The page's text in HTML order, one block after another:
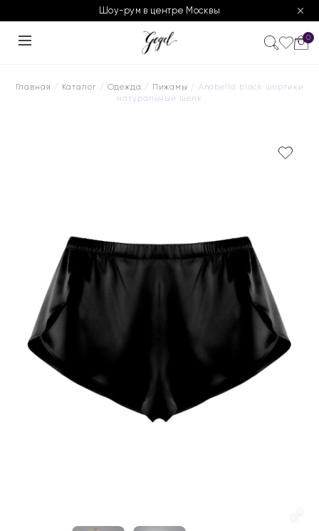
Шоу-рум в центре Москвы
0
Главная / Каталог / Одежда / Пижамы / Anabella black шортики
натуральный шелк